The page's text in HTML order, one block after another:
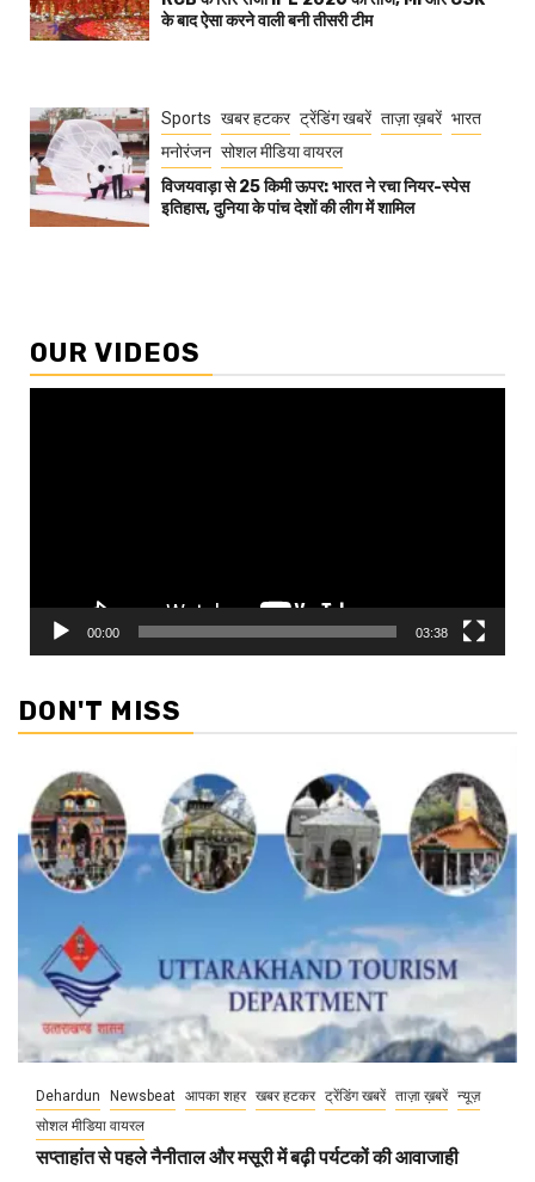
के बाद ऐसा करने वाली बनी तीसरी टीम
Sports खबर हटकर ट्रेंडिंग खबरें ताज़ा ख़बरें भारत
मनोरंजन सोशल मीडिया वायरल
विजयवाड़ा से 25 किमी ऊपर: भारत ने रचा नियर-स्पेस
इतिहास, दुनिया के पांच देशों की लीग में शामिल
OUR VIDEOS
00:00 03:38
DON'T MISS
Dehardun Newsbeat आपका शहर खबर हटकर ट्रेंडिंग खबरें ताज़ा ख़बरें न्यूज़
सोशल मीडिया वायरल
सप्ताहांत से पहले नैनीताल और मसूरी में बढ़ी पर्यटकों की आवाजाही